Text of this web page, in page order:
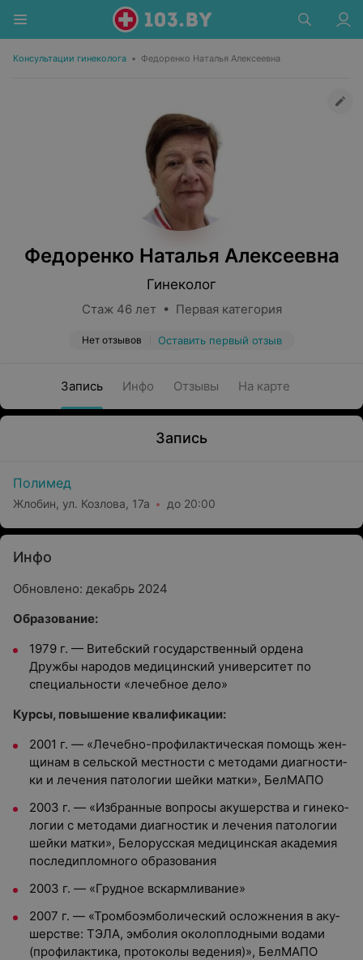
Консультации гинеколога • Федоренко Наталья Алексеевна
Федоренко Наталья Алексеевна
Гинеколог
Стаж 46 лет • Первая категория
Нет отзывов Оставить первый отзыв
Запись Инфо Отзывы На карте
Запись
Полимед
Жлобин, ул. Козлова, 17а до 20:00
Инфо
Обновлено: декабрь 2024
Образование:
1979 г. — Витебский государственный ордена
Дружбы народов медицинский университет по
специальности «лечебное дело»
Курсы, повышение квалификации:
2001 г. — «Ле­чеб­но-про­филак­ти­чес­кая по­мощь жен­
щи­нам в сель­ской мес­тнос­ти с ме­тода­ми ди­аг­ности­
ки и ле­чения па­толо­гии шей­ки мат­ки», БелМАПО
2003 г. — «Из­бран­ные воп­ро­сы аку­шерс­тва и ги­неко­
логии с ме­тода­ми ди­аг­ностик и ле­чения па­толо­гии
шей­ки мат­ки», Бе­лорус­ская ме­дицин­ская ака­демия
пос­ле­дип­ломно­го об­ра­зова­ния
2003 г. — «Грудное вскармливание»
2007 г. — «Тром­бо­эм­бо­личес­кий ос­ложне­ния в аку­
шерс­тве: ТЭ­ЛА, эм­бо­лия око­лоп­лодны­ми во­дами
(про­филак­ти­ка, про­токо­лы ве­дения)», БелМАПО